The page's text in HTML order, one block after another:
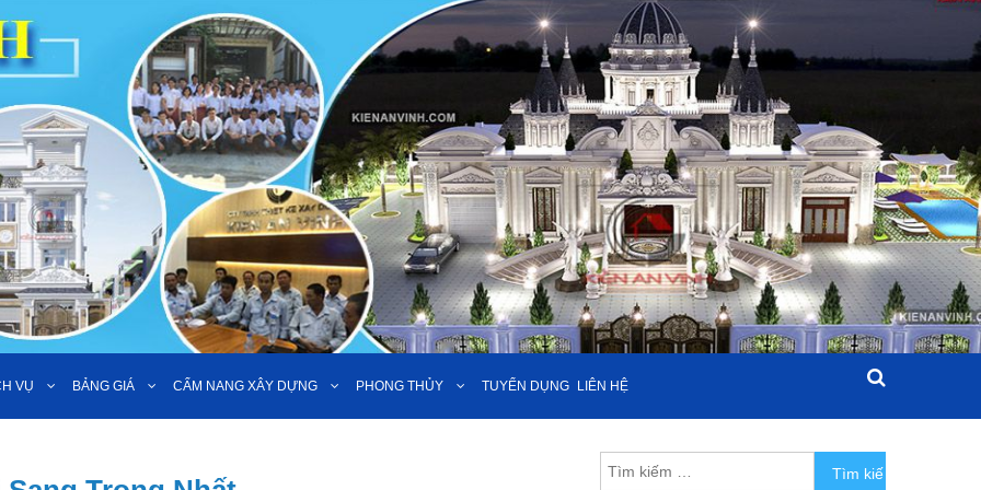
VỤ BẢNG GIÁ CẨM NANG XÂY DỰNG PHONG THỦY TUYỂN DỤNG LIÊN HỆ
Tìm kiếm cho: